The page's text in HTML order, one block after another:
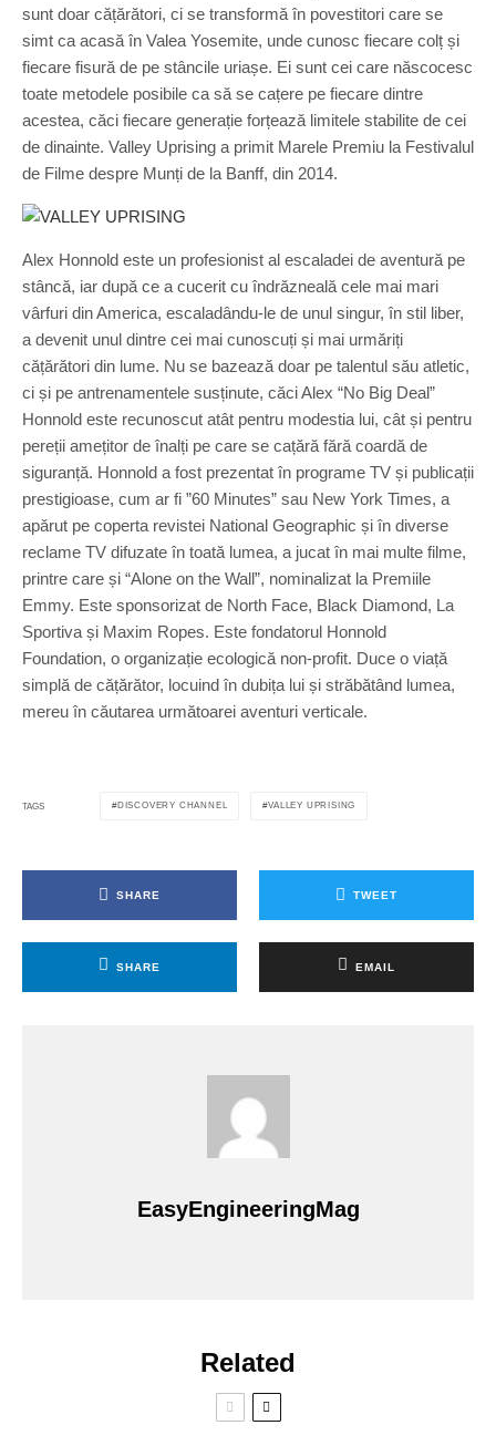
sunt doar cățărători, ci se transformă în povestitori care se
simt ca acasă în Valea Yosemite, unde cunosc fiecare colț și
fiecare fisură de pe stâncile uriașe. Ei sunt cei care născocesc
toate metodele posibile ca să se cațere pe fiecare dintre
acestea, căci fiecare generație forțează limitele stabilite de cei
de dinainte. Valley Uprising a primit Marele Premiu la Festivalul
de Filme despre Munți de la Banff, din 2014.
Alex Honnold este un profesionist al escaladei de aventură pe
stâncă, iar după ce a cucerit cu îndrăzneală cele mai mari
vârfuri din America, escaladându-le de unul singur, în stil liber,
a devenit unul dintre cei mai cunoscuți și mai urmăriți
cățărători din lume. Nu se bazează doar pe talentul său atletic,
ci și pe antrenamentele susținute, căci Alex “No Big Deal”
Honnold este recunoscut atât pentru modestia lui, cât și pentru
pereții amețitor de înalți pe care se cațără fără coardă de
siguranță. Honnold a fost prezentat în programe TV și publicații
prestigioase, cum ar fi ”60 Minutes” sau New York Times, a
apărut pe coperta revistei National Geographic și în diverse
reclame TV difuzate în toată lumea, a jucat în mai multe filme,
printre care și “Alone on the Wall”, nominalizat la Premiile
Emmy. Este sponsorizat de North Face, Black Diamond, La
Sportiva și Maxim Ropes. Este fondatorul Honnold
Foundation, o organizație ecologică non-profit. Duce o viață
simplă de cățărător, locuind în dubița lui și străbătând lumea,
mereu în căutarea următoarei aventuri verticale.
TAGS DISCOVERY CHANNEL VALLEY UPRISING
SHARE TWEET
SHARE EMAIL
EasyEngineeringMag
Related